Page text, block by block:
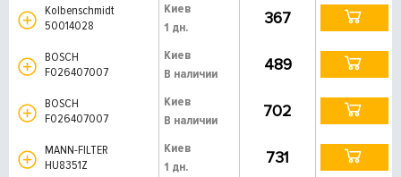
Kolbenschmidt
50014028
Киев
1 дн.
367
BOSCH
F026407007
Киев
В наличии
489
BOSCH
F026407007
Киев
В наличии
702
MANN-FILTER
HU8351Z
Киев
1 дн.
731